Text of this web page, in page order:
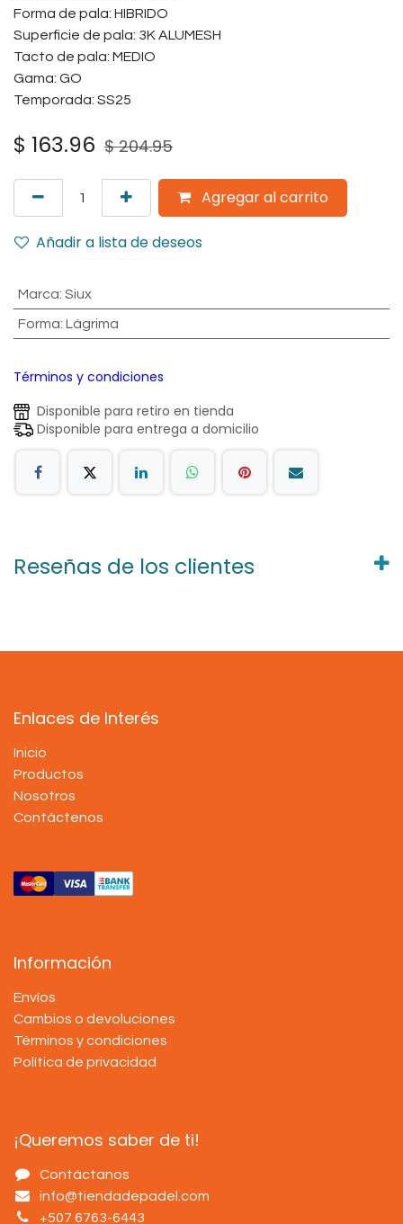
Forma de pala: HIBRIDO
Superficie de pala: 3K ALUMESH
Tacto de pala: MEDIO
Gama: GO
Temporada: SS25
$ 163.96 $204.95
Agregar al carrito
Añadir a lista de deseos
Marca: Siux
Forma: Lágrima
Términos y condiciones
Disponible para retiro en tienda
Disponible para entrega a domicilio
Reseñas de los clientes
Enlaces de Interés
Inicio
Productos
Nosotros
Contáctenos
Información
Envíos
Cambios o devoluciones
Términos y condiciones
Política de privacidad
¡Queremos saber de ti!
Contáctanos
info@tiendadepadel.com
+507 6763-6443